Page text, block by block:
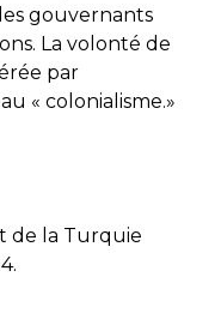
gouvernants
La volonté de
par
« colonialisme.»
de la Turquie